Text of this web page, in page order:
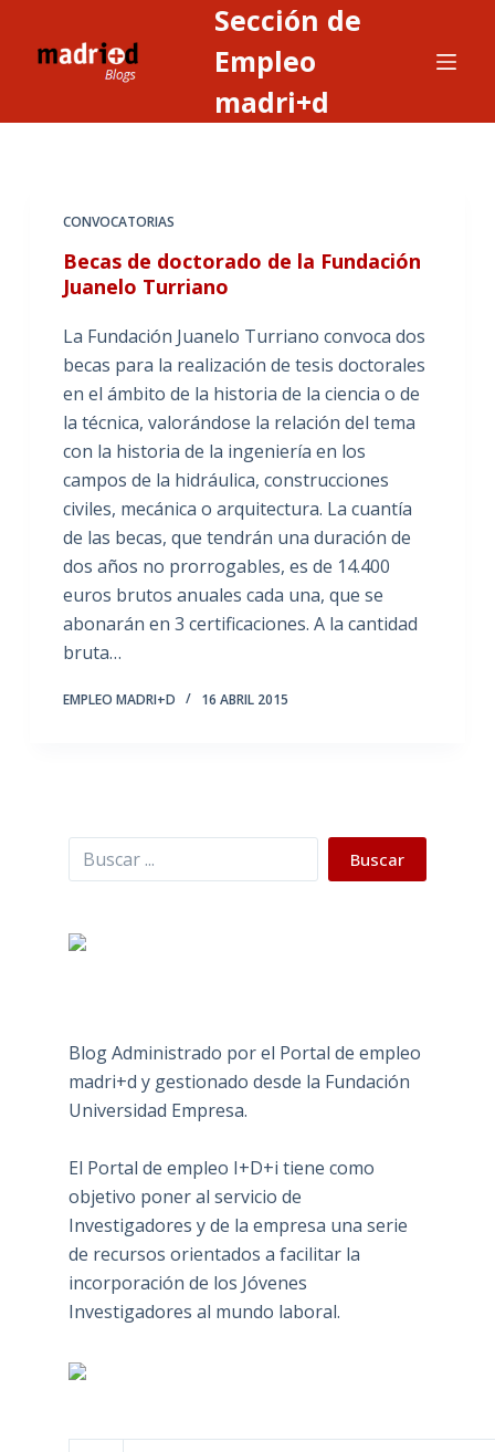
Sección de
Empleo
madri+d
CONVOCATORIAS
Becas de doctorado de la Fundación
Juanelo Turriano
La Fundación Juanelo Turriano convoca dos
becas para la realización de tesis doctorales
en el ámbito de la historia de la ciencia o de
la técnica, valorándose la relación del tema
con la historia de la ingeniería en los
campos de la hidráulica, construcciones
civiles, mecánica o arquitectura. La cuantía
de las becas, que tendrán una duración de
dos años no prorrogables, es de 14.400
euros brutos anuales cada una, que se
abonarán en 3 certificaciones. A la cantidad
bruta…
EMPLEO MADRI+D 16 ABRIL 2015
Buscar Buscar
Blog Administrado por el Portal de empleo
madri+d y gestionado desde la Fundación
Universidad Empresa.
El Portal de empleo I+D+i tiene como
objetivo poner al servicio de
Investigadores y de la empresa una serie
de recursos orientados a facilitar la
incorporación de los Jóvenes
Investigadores al mundo laboral.